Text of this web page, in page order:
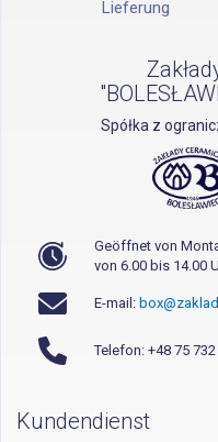
Lieferung
Spółka z
Geöffnet von
von 6.00 bis 14.00
E-mail:
Telefon: +48 75 732
Kundendienst